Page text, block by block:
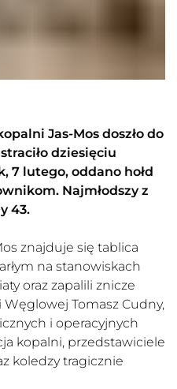
Jas-Mos doszło do
dziesięciu
7 lutego, oddano hołd
Najmłodszy z
43.
znajduje się tablica
na stanowiskach
oraz zapalili znicze
Węglowej Tomasz Cudny,
i operacyjnych
kopalni, przedstawiciele
koledzy tragicznie